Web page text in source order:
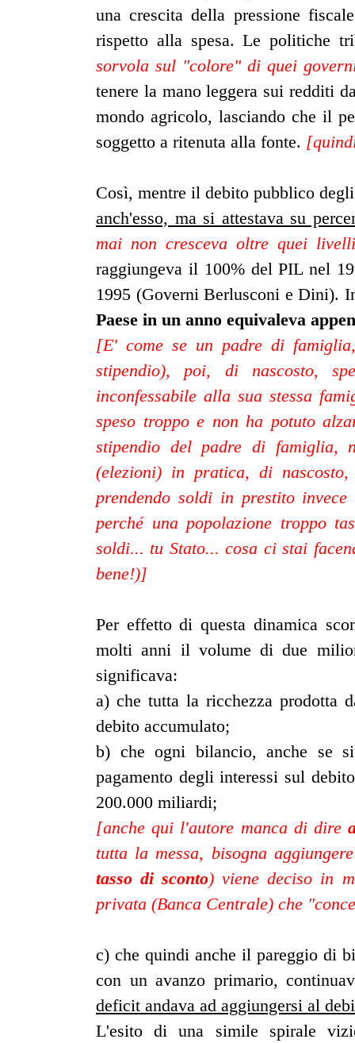
una crescita della pressione
rispetto alla spesa. Le politiche
sorvola sul "colore" di quei
tenere la mano leggera sui redditi
mondo agricolo, lasciando che il
soggetto a ritenuta alla fonte.
Così, mentre il debito pubblico
anch'esso, ma si attestava su
mai non cresceva oltre quei
raggiungeva il 100% del PIL nel
1995 (Governi Berlusconi e Dini).
Paese in un anno equivaleva
[E' come se un padre di
stipendio), poi, di nascosto,
inconfessabile alla sua stessa
speso troppo e non ha potuto
stipendio del padre di famiglia,
(elezioni) in pratica, di
prendendo soldi in prestito
perché una popolazione troppo
soldi... tu Stato... cosa ci stai
bene!)]
Per effetto di questa dinamica
molti anni il volume di due
significava:
a) che tutta la ricchezza prodotta
debito accumulato;
b) che ogni bilancio, anche se
pagamento degli interessi sul
200.000 miliardi;
[anche qui l'autore manca di dire
tutta la messa, bisogna
tasso di sconto) viene deciso in
privata (Banca Centrale) che
c) che quindi anche il pareggio di
con un avanzo primario,
deficit andava ad aggiungersi al
L'esito di una simile spirale